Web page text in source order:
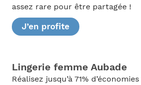
assez rare pour être partagée !
J’en profite
Lingerie femme Aubade
Réalisez jusqu’à 71%